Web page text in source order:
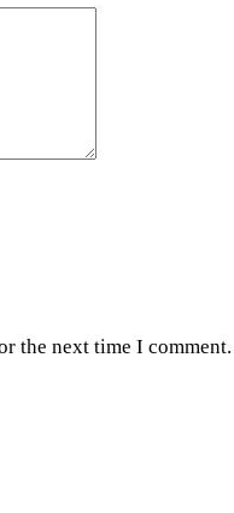
the next time I comment.